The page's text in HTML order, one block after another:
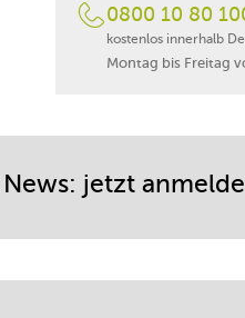
0800 10 80
kostenlos innerhalb
Montag bis Freitag
jetzt